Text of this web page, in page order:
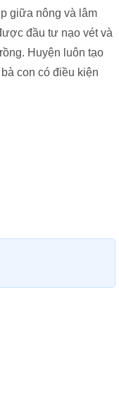
giữa nông và lâm
đầu tư nạo vét và
Huyện luôn tạo
con có điều kiện